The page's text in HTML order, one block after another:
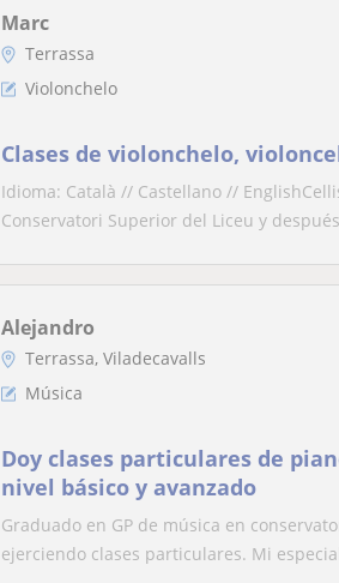
Marc
Terrassa
Violonchelo
Clases de violonchelo,
Idioma: Català // Castellano //
Conservatori Superior del Liceu y
Alejandro
Terrassa, Viladecavalls
Música
Doy clases particulares de
nivel básico y avanzado
Graduado en GP de música en
ejerciendo clases particulares. Mi